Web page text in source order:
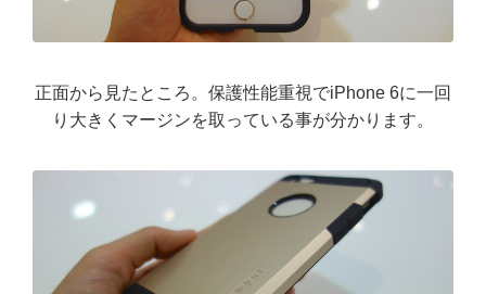
正面から見たところ。保護性能重視でiPhone 6に一回
り大きくマージンを取っている事が分かります。